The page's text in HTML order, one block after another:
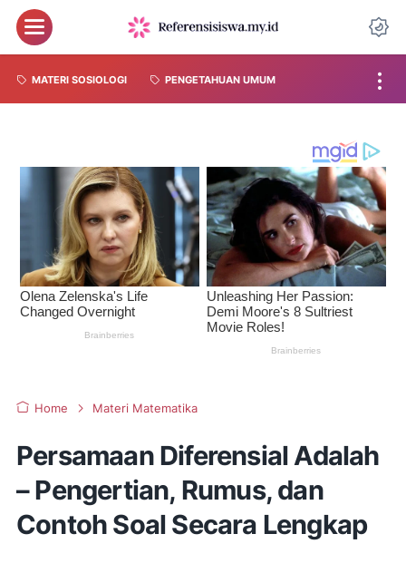
MATERI SOSIOLOGI PENGETAHUAN UMUM
Home Materi Matematika
Persamaan Diferensial Adalah
– Pengertian, Rumus, dan
Contoh Soal Secara Lengkap